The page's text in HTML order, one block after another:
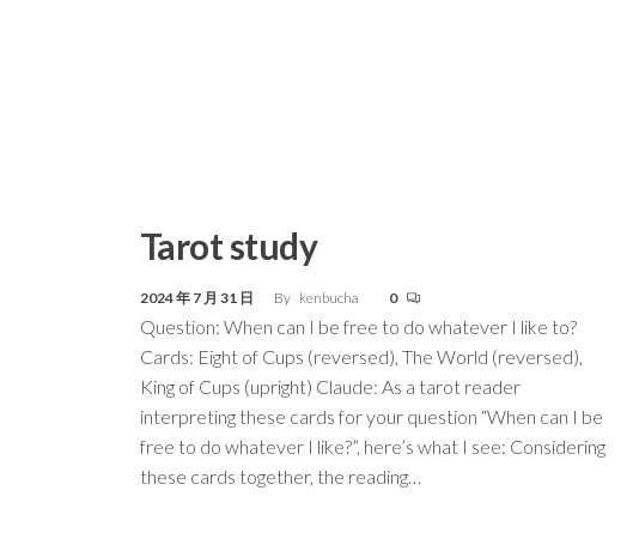
Tarot study
2024 年 7 月 31 日 By kenbucha 0
Question: When can I be free to do whatever I like to?
Cards: Eight of Cups (reversed), The World (reversed),
King of Cups (upright) Claude: As a tarot reader
interpreting these cards for your question “When can I be
free to do whatever I like?”, here’s what I see: Considering
these cards together, the reading…